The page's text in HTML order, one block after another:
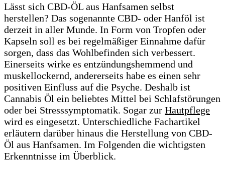
Lässt sich CBD-ÖL aus Hanfsamen selbst
herstellen? Das sogenannte CBD- oder Hanföl ist
derzeit in aller Munde. In Form von Tropfen oder
Kapseln soll es bei regelmäßiger Einnahme dafür
sorgen, dass das Wohlbefinden sich verbessert.
Einerseits wirke es entzündungshemmend und
muskellockernd, andererseits habe es einen sehr
positiven Einfluss auf die Psyche. Deshalb ist
Cannabis Öl ein beliebtes Mittel bei Schlafstörungen
oder bei Stresssymptomatik. Sogar zur Hautpflege
wird es eingesetzt. Unterschiedliche Fachartikel
erläutern darüber hinaus die Herstellung von CBD-
Öl aus Hanfsamen. Im Folgenden die wichtigsten
Erkenntnisse im Überblick.